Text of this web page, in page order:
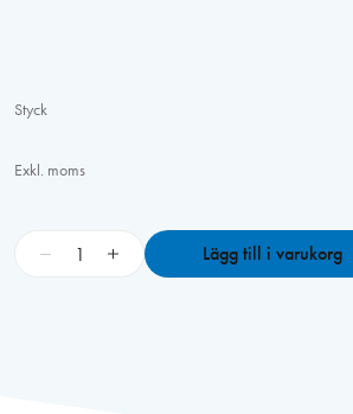
Styck
Exkl. moms
+ Lägg till i varukorg